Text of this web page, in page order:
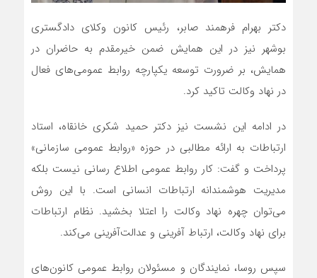
دکتر بهرام فرهمند صابر، رئیس کانون وکلای دادگستری
بوشهر نیز در این همایش ضمن خیرمقدم به حاضران در
همایش، بر ضرورت توسعه یکپارچه روابط عمومی‌های فعال
در نهاد وکالت تاکید کرد.
در ادامه این نشست نیز دکتر حمید شکری خانقاه، استاد
ارتباطات به ارائه مطالبی در حوزه «روابط عمومی سازمانی»
پرداخت و گفت: کار روابط عمومی اطلاع رسانی نیست بلکه
مدیریت هوشمندانه ارتباطات انسانی است. با این روش
می‌توان چهره‌ نهاد وکالت را اعتلا بخشید. نظام ارتباطات
برای نهاد وکالت، ارتباط آفرینی و عدالت‌آفرینی می‌کند.
سپس روسا، نمایندگان و مسئولان روابط عمومی کانون‌های